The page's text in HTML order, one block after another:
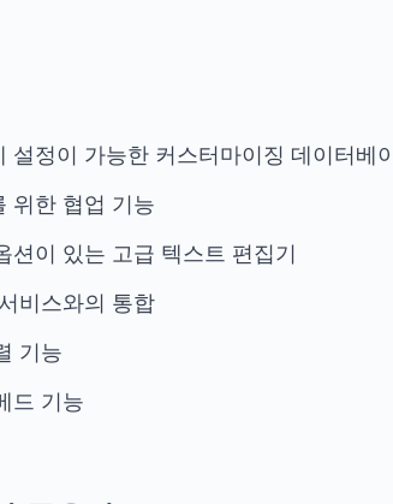
설정이 가능한 커스터마이징 데이터베
위한 협업 기능
션이 있는 고급 텍스트 편집기
비스와의 통합
기능
드 기능